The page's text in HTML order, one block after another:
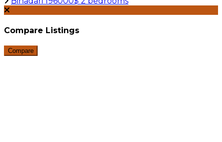
Compare Listings
Compare